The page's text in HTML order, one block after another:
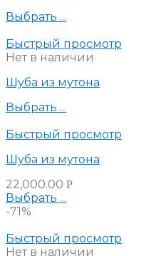
Выбрать ...
Быстрый просмотр
Нет в наличии
Шуба из мутона
Выбрать ...
Быстрый просмотр
Шуба из мутона
22,000.00 Р
Выбрать ...
-71%
Быстрый просмотр
Нет в наличии